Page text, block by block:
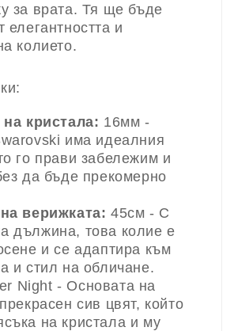
за врата. Тя ще бъде
елегантността и
колието.
кристала: 16мм -
има идеалния
го прави забележим и
да бъде прекомерно
верижката: 45см - С
дължина, това колие е
и се адаптира към
и стил на обличане.
Night - Основата на
сив цвят, който
на кристала и му